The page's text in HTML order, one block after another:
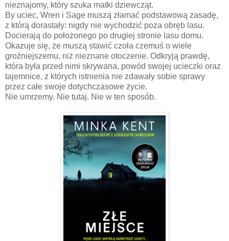
nieznajomy, który szuka matki dziewcząt.
By uciec, Wren i Sage muszą złamać podstawową zasadę,
z którą dorastały: nigdy nie wychodzić poza obręb lasu.
Docierają do położonego po drugiej stronie lasu domu.
Okazuje się, że muszą stawić czoła czemuś o wiele
groźniejszemu, niż nieznane otoczenie. Odkryją prawdę,
która była przed nimi skrywana, powód swojej ucieczki oraz
tajemnice, z których istnienia nie zdawały sobie sprawy
przez całe swoje dotychczasowe życie.
Nie umrzemy. Nie tutaj. Nie w ten sposób.